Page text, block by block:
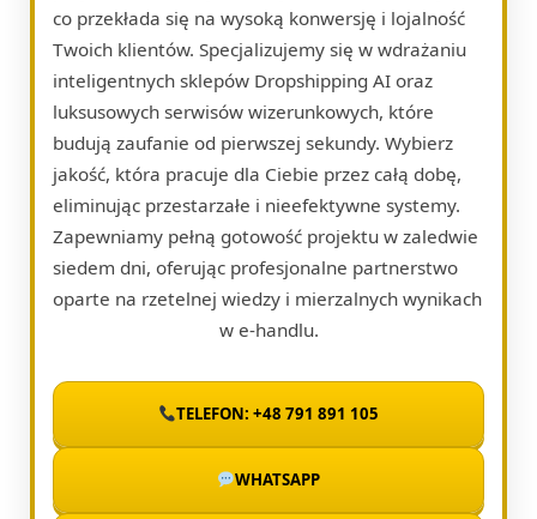
co przekłada się na wysoką konwersję i lojalność
Twoich klientów. Specjalizujemy się w wdrażaniu
inteligentnych sklepów Dropshipping AI oraz
luksusowych serwisów wizerunkowych, które
budują zaufanie od pierwszej sekundy. Wybierz
jakość, która pracuje dla Ciebie przez całą dobę,
eliminując przestarzałe i nieefektywne systemy.
Zapewniamy pełną gotowość projektu w zaledwie
siedem dni, oferując profesjonalne partnerstwo
oparte na rzetelnej wiedzy i mierzalnych wynikach
w e-handlu.
TELEFON: +48 791 891 105
WHATSAPP